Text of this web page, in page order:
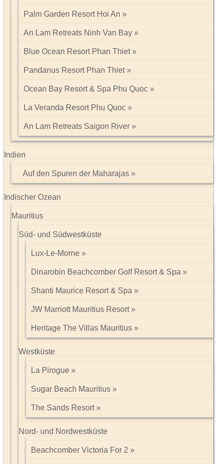
Palm Garden Resort Hoi An
An Lam Retreats Ninh Van Bay
Blue Ocean Resort Phan Thiet
Pandanus Resort Phan Thiet
Ocean Bay Resort & Spa Phu Quoc
La Veranda Resort Phu Quoc
An Lam Retreats Saigon River
Indien
Auf den Spuren der Maharajas
Indischer Ozean
Mauritius
Süd- und Südwestküste
Lux-Le-Morne
Dinarobin Beachcomber Golf Resort & Spa
Shanti Maurice Resort & Spa
JW Marriott Mauritius Resort
Heritage The Villas Mauritius
Westküste
La Pirogue
Sugar Beach Mauritius
The Sands Resort
Nord- und Nordwestküste
Beachcomber Victoria For 2